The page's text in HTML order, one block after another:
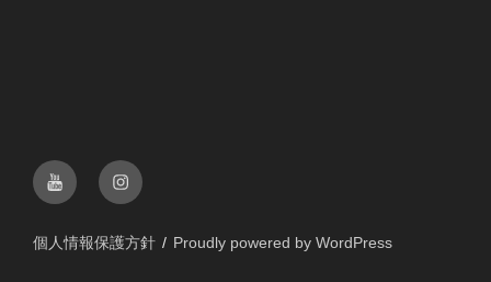
YouTubeinstagram
個人情報保護方針 Proudly powered by WordPress